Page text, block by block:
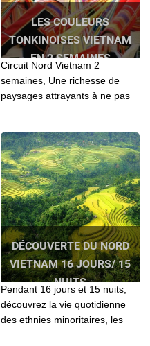
LES COULEURS
TONKINOISES VIETNAM
EN 2 SEMAINES
Circuit Nord Vietnam 2
semaines, Une richesse de
paysages attrayants à ne pas
Cang Chai - Ha Giang - Ba Be -
Baie d'Halong - Ninh Binh
DÉCOUVERTE DU NORD
VIETNAM 16 JOURS/ 15
NUITS
Pendant 16 jours et 15 nuits,
découvrez la vie quotidienne
des ethnies minoritaires, les